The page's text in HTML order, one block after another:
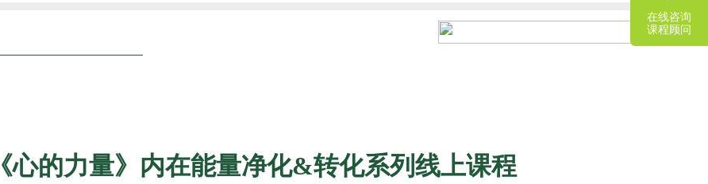
《心的力量》内在能量净化&转化系列线上课程
在线咨询
课程顾问